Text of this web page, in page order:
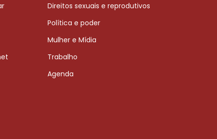
Direitos sexuais e reprodutivos
Política e poder
Mulher e Mídia
Trabalho
Agenda